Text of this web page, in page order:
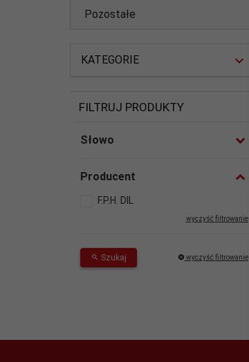
Pozostałe
KATEGORIE
FILTRUJ PRODUKTY
Słowo
Producent
F.P.H. DIL
wyczyść filtrowanie
Szukaj wyczyść filtrowanie